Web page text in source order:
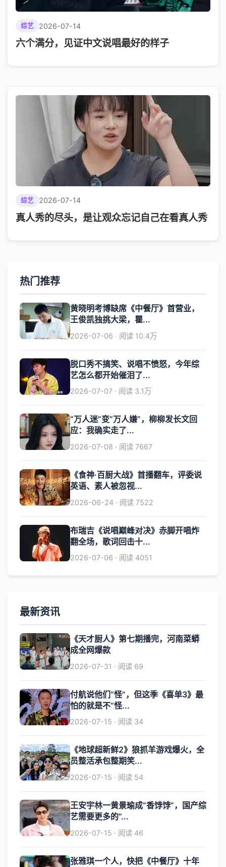
综艺 2026-07-14
六个满分，见证中文说唱最好的样子
综艺 2026-07-14
真人秀的尽头，是让观众忘记自己在看真人秀
热门推荐
黄晓明考博缺席《中餐厅》首营业，
王俊凯独挑大梁，瞿...
2026-07-06 · 阅读 10.4万
脱口秀不搞笑、说唱不愤怒，今年综
艺怎么都开始催泪了...
2026-07-07 · 阅读 3.1万
“万人迷”变“万人嫌”，柳柳发长文回
应：我确实走了...
2026-07-08 · 阅读 7667
《食神·百厨大战》首播翻车，评委说
英语、素人被忽视...
2026-06-24 · 阅读 7522
布瑞吉《说唱巅峰对决》赤脚开唱炸
翻全场，歌词回击十...
2026-07-06 · 阅读 4051
最新资讯
《天才厨人》第七期播完，河南菜蟒
成全网爆款
2026-07-31 · 阅读 69
付航说他们“怪”，但这季《喜单3》最
怕的就是不“怪...
2026-07-15 · 阅读 34
《地球超新鲜2》狼抓羊游戏爆火，全
员整活承包整期笑...
2026-07-15 · 阅读 54
王安宇林一黄景瑜成“香饽饽”，国产综
艺需要更多的“...
2026-07-15 · 阅读 46
张雅琪一个人，快把《中餐厅》十年